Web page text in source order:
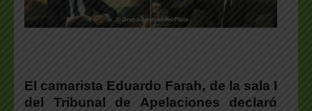
El camarista Eduardo Farah, de la sala I
del Tribunal de Apelaciones declaró